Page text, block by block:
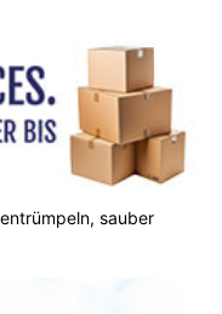
sauber